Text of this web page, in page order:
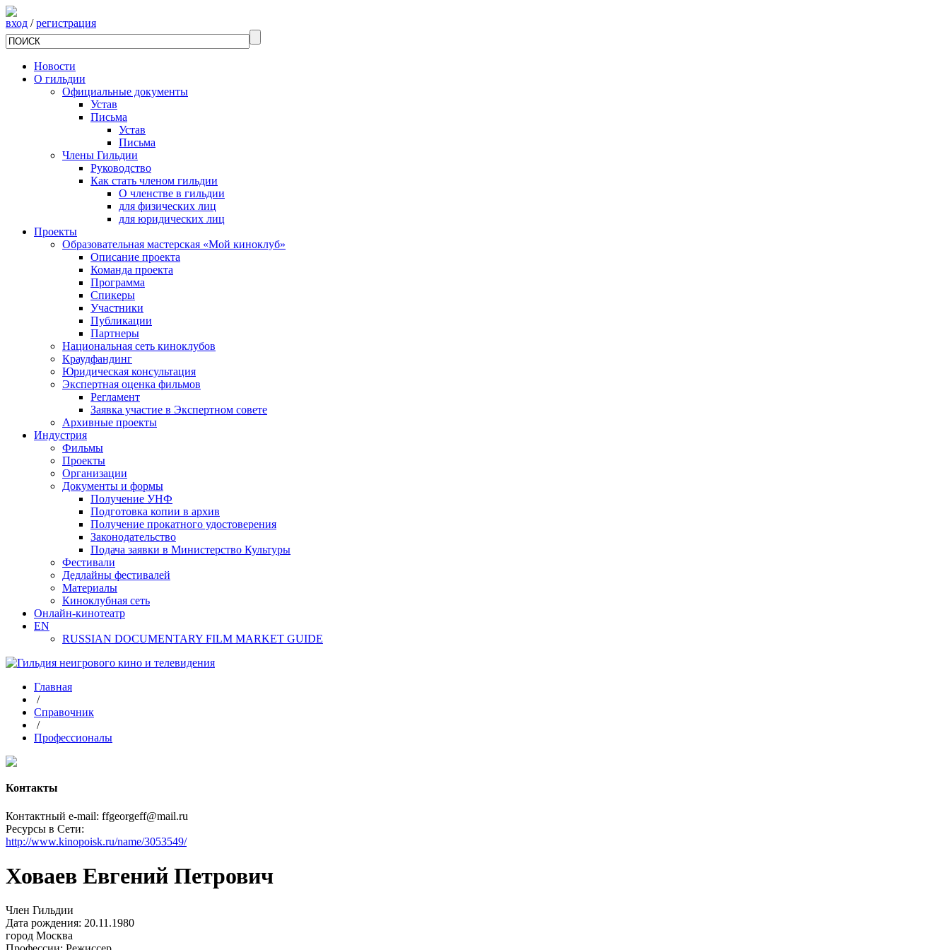
вход /регистрация
Новости
О гильдии
Официальные документы
Устав
Письма
Устав
Письма
Члены Гильдии
Руководство
Как стать членом гильдии
О членстве в гильдии
для физических лиц
для юридических лиц
Проекты
Образовательная мастерская «Мой киноклуб»
Описание проекта
Команда проекта
Программа
Спикеры
Участники
Публикации
Партнеры
Национальная сеть киноклубов
Краудфандинг
Юридическая консультация
Экспертная оценка фильмов
Регламент
Заявка участие в Экспертном совете
Архивные проекты
Индустрия
Фильмы
Проекты
Организации
Документы и формы
Получение УНФ
Подготовка копии в архив
Получение прокатного удостоверения
Законодательство
Подача заявки в Министерство Культуры
Фестивали
Дедлайны фестивалей
Материалы
Киноклубная сеть
Онлайн-кинотеатр
EN
RUSSIAN DOCUMENTARY FILM MARKET GUIDE
Главная
/
Справочник
/
Профессионалы
Контакты
Контактный e-mail: ffgeorgeff@mail.ru
Ресурсы в Сети:
http://www.kinopoisk.ru/name/3053549/
Ховаев Евгений Петрович
Член Гильдии
Дата рождения: 20.11.1980
город Москва